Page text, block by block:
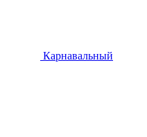
Карнавальный